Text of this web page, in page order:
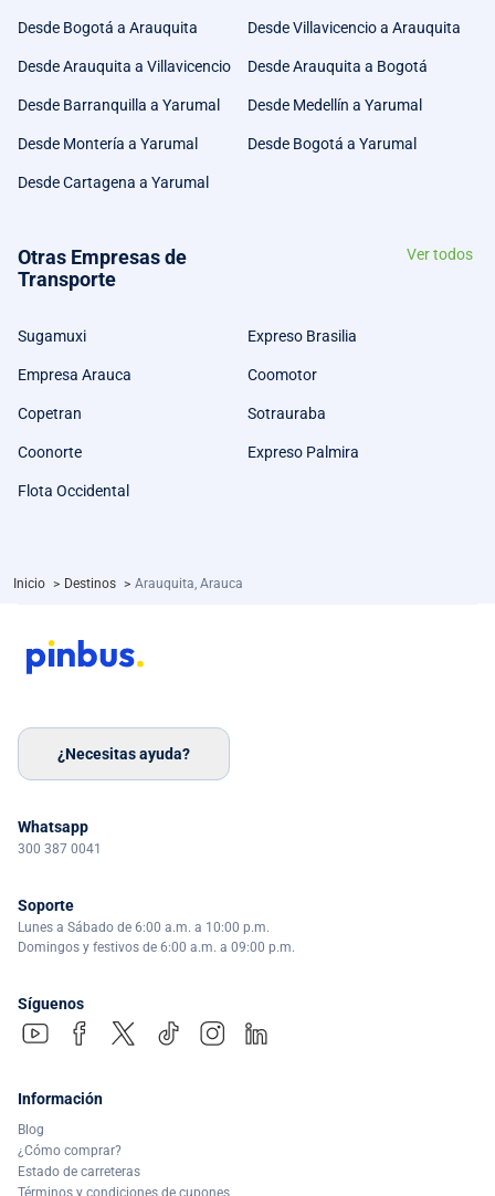
Desde Bogotá a Arauquita Desde Villavicencio a Arauquita
Desde Arauquita a Villavicencio Desde Arauquita a Bogotá
Desde Barranquilla a Yarumal Desde Medellín a Yarumal
Desde Montería a Yarumal Desde Bogotá a Yarumal
Desde Cartagena a Yarumal
Otras Empresas de
Transporte
Ver todos
Sugamuxi Expreso Brasilia
Empresa Arauca Coomotor
Copetran Sotrauraba
Coonorte Expreso Palmira
Flota Occidental
Inicio > Destinos > Arauquita, Arauca
¿Necesitas ayuda?
Whatsapp
300 387 0041
Soporte
Lunes a Sábado de 6:00 a.m. a 10:00 p.m.
Domingos y festivos de 6:00 a.m. a 09:00 p.m.
Síguenos
Información
Blog
¿Cómo comprar?
Estado de carreteras
Términos y condiciones de cupones